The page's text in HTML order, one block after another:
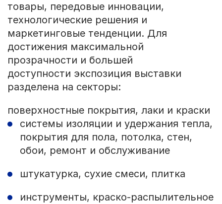
товары, передовые инновации,
технологические решения и
маркетинговые тенденции. Для
достижения максимальной
прозрачности и большей
доступности экспозиция выставки
разделена на секторы:
поверхностные покрытия, лаки и краски
системы изоляции и удержания тепла,
покрытия для пола, потолка, стен,
обои, ремонт и обслуживание
штукатурка, сухие смеси, плитка
инструменты, краско-распылительное